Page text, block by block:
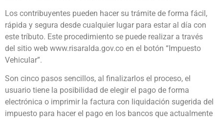
Los contribuyentes pueden hacer su trámite de forma fácil,
rápida y segura desde cualquier lugar para estar al día con
este tríbuto. Este procedimiento se puede realizar a través
del sitio web www.risaralda.gov.co en el botón “Impuesto
Vehicular”.
Son cinco pasos sencillos, al finalizarlos el proceso, el
usuario tiene la posibilidad de elegir el pago de forma
electrónica o imprimir la factura con liquidación sugerida del
impuesto para hacer el pago en los bancos que actualmente